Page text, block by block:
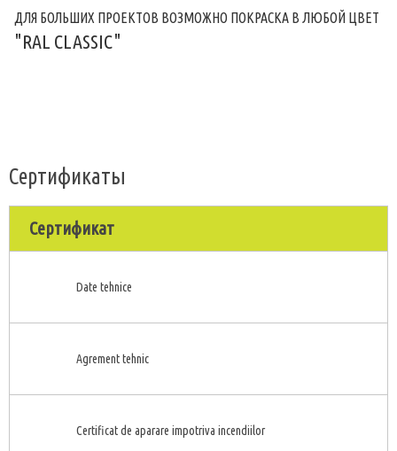
ДЛЯ БОЛЬШИХ ПРОЕКТОВ ВОЗМОЖНО ПОКРАСКА В ЛЮБОЙ ЦВЕТ
"RAL CLASSIC"
Сертификаты
Сертификат
Date tehnice
Agrement tehnic
Certificat de aparare impotriva incendiilor